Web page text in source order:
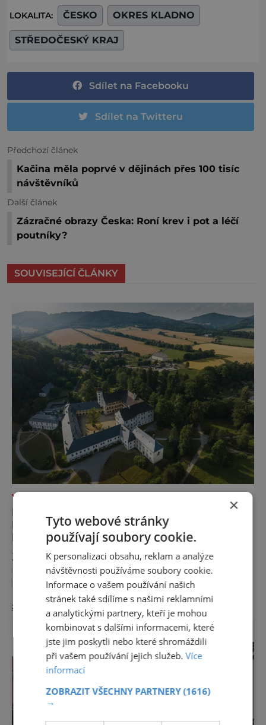
LOKALITA: ČESKO OKRES KLADNO
STŘEDOČESKÝ KRAJ
Sdílet na Facebooku
Sdílet na Twitteru
Předchozí článek
Kačina měla poprvé v dějinách přes 100 tisíc
návštěvníků
Další článek
Zázračné obrazy Česka: Roní krev i pot a léčí
poutníky?
SOUVISEJÍCÍ ČLÁNKY
VÝLETY ZA POZNÁNÍM
POZNEJTE ÚDOLÍ DESNÉ: OD
DLOUHÝCH STRÁNÍ PO TERMÁLNÍ
PRAMENY
Jen málokteré místo v České republice
nabízí tolik rozmanitých zážitků na tak
malém území jako údolí řeky Desné v srdci
Jeseníků. Během jediného dne můžete
nahlédnout do útrob jedné z
nejvýznamnějších vodních elektráren v
Evropě, vydat se na horské hřebeny, projet se
na koloběžce a den zakončit poznáváním
památek ve Velkých Losinách nebo v
termálním parku. [caption
id="attachment_92379" align="
zobrazit více >>
×
Tyto webové stránky
používají soubory cookie.
K personalizaci obsahu, reklam a analýze
návštěvnosti používáme soubory cookie.
Informace o vašem používání našich
stránek také sdílíme s našimi reklamními
a analytickými partnery, kteří je mohou
kombinovat s dalšími informacemi, které
jste jim poskytli nebo které shromáždili
při vašem používání jejich služeb.Více
informací
ZOBRAZIT VŠECHNY PARTNERY(1616)
→